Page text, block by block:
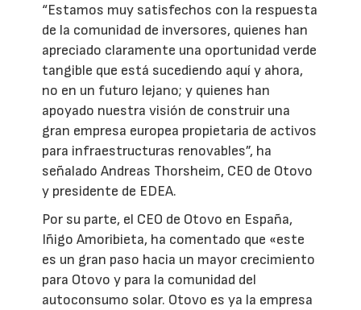
“Estamos muy satisfechos con la respuesta
de la comunidad de inversores, quienes han
apreciado claramente una oportunidad verde
tangible que está sucediendo aquí y ahora,
no en un futuro lejano; y quienes han
apoyado nuestra visión de construir una
gran empresa europea propietaria de activos
para infraestructuras renovables”, ha
señalado Andreas Thorsheim, CEO de Otovo
y presidente de EDEA.
Por su parte, el CEO de Otovo en España,
Iñigo Amoribieta, ha comentado que «este
es un gran paso hacia un mayor crecimiento
para Otovo y para la comunidad del
autoconsumo solar. Otovo es ya la empresa